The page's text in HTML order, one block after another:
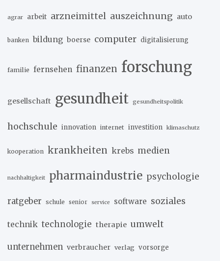
agrar arbeit arzneimittel auszeichnung auto
banken bildung boerse computer digitalisierung
familie fernsehen finanzen forschung
gesellschaft gesundheit gesundheitspolitik
hochschule innovation internet investition klimaschutz
kooperation krankheiten krebs medien
nachhaltigkeit pharmaindustrie psychologie
ratgeber schule senior service software soziales
technik technologie therapie umwelt
unternehmen verbraucher verlag vorsorge